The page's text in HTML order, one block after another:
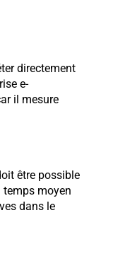
directement
e-
il mesure
être possible
temps moyen
dans le